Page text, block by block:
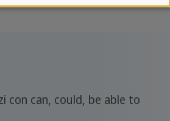
con can, could, be able to